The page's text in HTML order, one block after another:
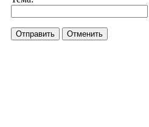
Отправить Отменить